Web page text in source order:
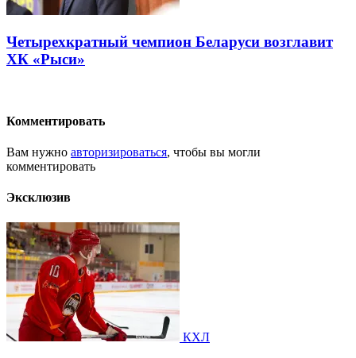
Четырехкратный чемпион Беларуси возглавит
ХК «Рыси»
Комментировать
Вам нужно авторизироваться, чтобы вы могли
комментировать
Эксклюзив
КХЛ